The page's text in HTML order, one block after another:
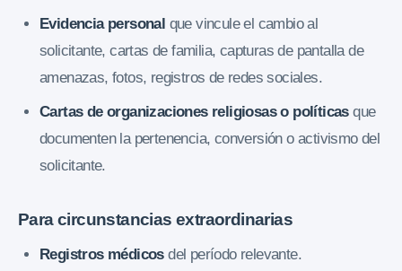
Evidencia personal que vincule el cambio al
solicitante, cartas de familia, capturas de pantalla de
amenazas, fotos, registros de redes sociales.
Cartas de organizaciones religiosas o políticasque
documenten la pertenencia, conversión o activismo del
solicitante.
Para circunstancias extraordinarias
Registros médicosdel período relevante.